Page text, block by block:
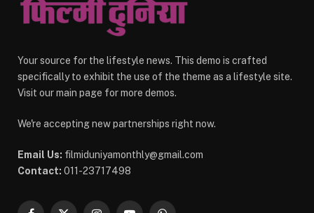
Your source for the lifestyle news. This demo is crafted
specifically to exhibit the use of the theme as a lifestyle site.
Visit our main page for more demos.
We're accepting new partnerships right now.
Email Us: filmiduniyamonthly@gmail.com
Contact: 011-23717498